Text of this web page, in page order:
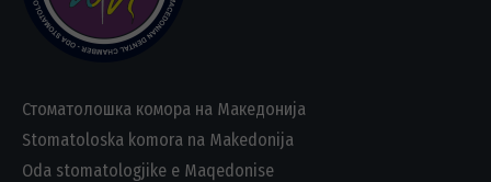
Стоматолошка комора на Македонија
Stomatoloska komora na Makedonija
Oda stomatologjike e Maqedonise